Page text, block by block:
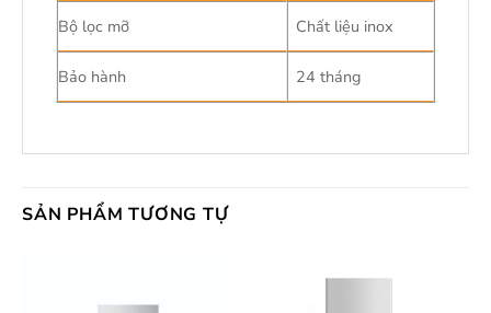
Bộ lọc mỡ Chất liệu inox
Bảo hành 24 tháng
SẢN PHẨM TƯƠNG TỰ